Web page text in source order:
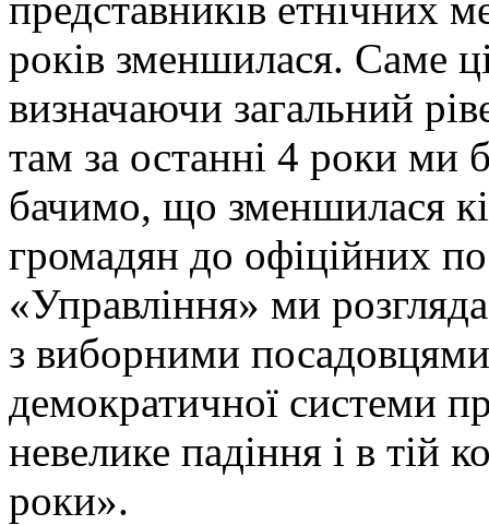
років зменшилася. Саме
визначаючи загальний
там за останні 4 роки ми
бачимо, що зменшилася
громадян до офіційних
«Управління» ми
з виборними посадовцями
демократичної системи
невелике падіння і в тій
роки».